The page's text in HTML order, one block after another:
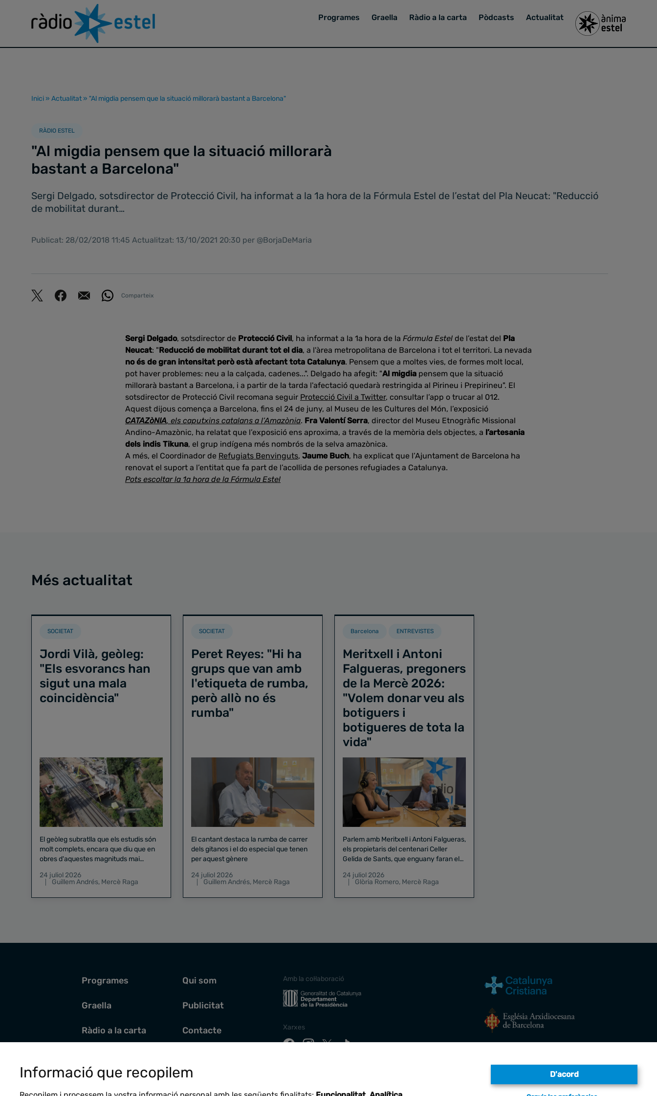
Programes Graella Ràdio a la carta Pòdcasts Actualitat
Inici » Actualitat » "Al migdia pensem que la situació millorarà bastant a Barcelona"
RÀDIO ESTEL
"Al migdia pensem que la situació millorarà
bastant a Barcelona"
Sergi Delgado, sotsdirector de Protecció Civil, ha informat a la 1a hora de la Fórmula Estel de l’estat del Pla Neucat: "Reducció
de mobilitat durant…
Publicat: 28/02/2018 11:45 Actualitzat: 13/10/2021 20:30 per @BorjaDeMaria
Comparteix
Sergi Delgado, sotsdirector de Protecció Civil, ha informat a la 1a hora de la Fórmula Estel de l’estat del Pla
Neucat: "Reducció de mobilitat durant tot el dia, a l'àrea metropolitana de Barcelona i tot el territori. La nevada
no és de gran intensitat però està afectant tota Catalunya. Pensem que a moltes vies, de formes molt local,
pot haver problemes: neu a la calçada, cadenes...". Delgado ha afegit: "Al migdia pensem que la situació
millorarà bastant a Barcelona, i a partir de la tarda l'afectació quedarà restringida al Pirineu i Prepirineu". El
sotsdirector de Protecció Civil recomana seguir Protecció Civil a Twitter, consultar l’app o trucar al 012.
Aquest dijous comença a Barcelona, fins el 24 de juny, al Museu de les Cultures del Món, l’exposició
CATAZòNIA, els caputxins catalans a l’Amazònia. Fra Valentí Serra, director del Museu Etnogràfic Missional
Andino-Amazònic, ha relatat que l’exposició ens aproxima, a través de la memòria dels objectes, a l’artesania
dels indis Tikuna, el grup indígena més nombrós de la selva amazònica.
A més, el Coordinador de Refugiats Benvinguts, Jaume Buch, ha explicat que l’Ajuntament de Barcelona ha
renovat el suport a l’entitat que fa part de l’acollida de persones refugiades a Catalunya.
Pots escoltar la 1a hora de la Fórmula Estel
Més actualitat
SOCIETAT
Jordi Vilà, geòleg:
"Els esvorancs han
sigut una mala
coincidència"
El geòleg subratlla que els estudis són
molt complets, encara que diu que en
obres d'aquestes magnituds mai
24 juliol 2026
Guillem Andrés, Mercè Raga
SOCIETAT
Peret Reyes: "Hi ha
grups que van amb
l'etiqueta de rumba,
però allò no és
rumba"
El cantant destaca la rumba de carrer
dels gitanos i el do especial que tenen
per aquest gènere
24 juliol 2026
Guillem Andrés, Mercè Raga
Barcelona ENTREVISTES
Meritxell i Antoni
Falgueras, pregoners
de la Mercè 2026:
"Volem donar veu als
botiguers i
botigueres de tota la
vida"
Parlem amb Meritxell i Antoni Falgueras,
els propietaris del centenari Celler
Gelida de Sants, que enguany faran el
24 juliol 2026
Glòria Romero, Mercè Raga
Programes
Graella
Ràdio a la carta
Actualitat
Qui som
Publicitat
Contacte
Amb la col·laboració
Xarxes
Informació que recopilem D'acord